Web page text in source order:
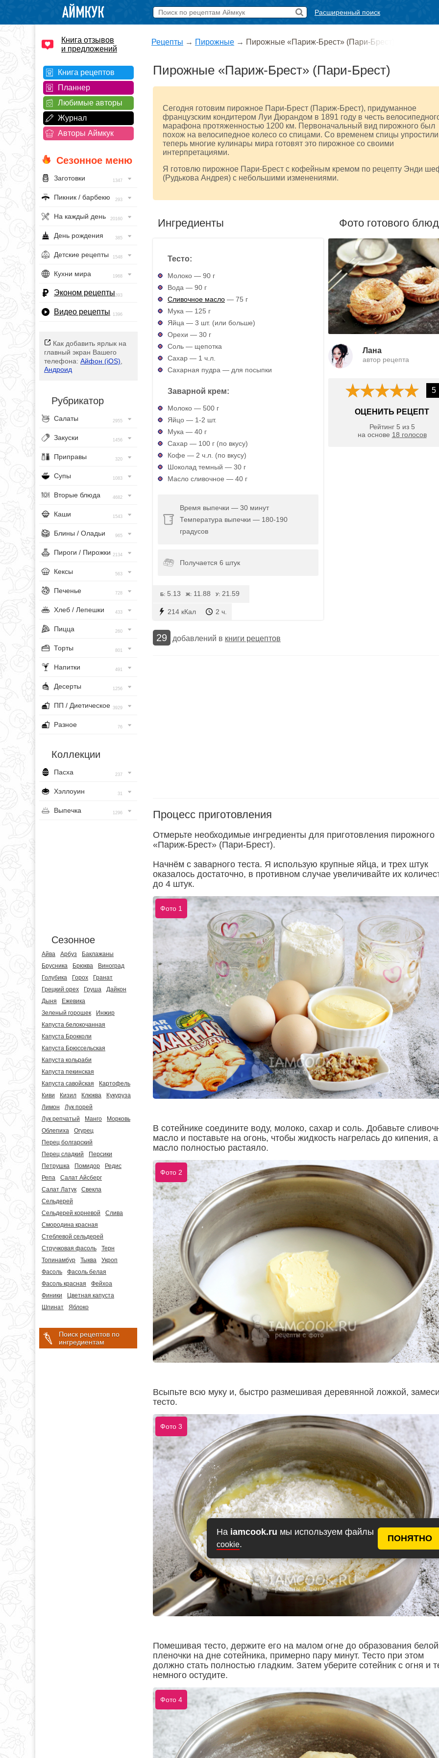
На iamcook.ru мы используем файлы
cookie.
ПОНЯТНО
Расширенный поиск
Книга отзывов
и предложений
Книга рецептов
Планнер
Любимые авторы
Журнал
Авторы Аймкук
Сезонное меню
Заготовки 1347
Пикник / барбекю 293
На каждый день 20160
День рождения 385
Детские рецепты 1548
Кухни мира 1968
Эконом рецепты393
Видео рецепты 1396
Как добавить ярлык на
главный экран Вашего
телефона: Айфон (iOS)
Андроид
Рубрикатор
Салаты 2955
Закуски 1456
Приправы 320
Супы 1083
Вторые блюда 4682
Каши 1543
Блины / Оладьи 965
Пироги / Пирожки 2134
Кексы 563
Печенье 728
Хлеб / Лепешки 433
Пицца 260
Торты 801
Напитки 491
Десерты 1256
ПП / Диетическое 3929
Разное 76
Коллекции
Пасха 237
Хэллоуин 31
Выпечка 1296
Сезонное
Айва Арбуз
Баклажаны
Брусника
Брюква
Виноград
Голубика
Горох
Гранат
Грецкий орех
Груша
Дайкон
Дыня
Ежевика
Зеленый горошек
Инжир
Капуста белокочанная
Капуста Брокколи
Капуста Брюссельская
Капуста кольраби
Капуста пекинская
Капуста савойская
Картофель
Киви
Кизил Клюква
Кукуруза
Лимон
Лук порей
Лук репчатый
Манго
Морковь
Облепиха
Огурец
Перец болгарский
Перец сладкий
Персики
Петрушка
Помидор
Редис
Репа
Салат Айсберг
Салат Латук
Свекла
Сельдерей
Сельдерей корневой
Слива
Смородина красная
Стеблевой сельдерей
Стручковая фасоль
Терн
Топинамбур
Тыква
Укроп
Фасоль
Фасоль белая
Фасоль красная
Фейхоа
Финики
Цветная капуста
Шпинат
Яблоко
Поиск рецептов по
ингредиентам
Рецепты → Пирожные → Пирожные «Париж-Брест» (Пари-Брест)
Пирожные «Париж-Брест» (Пари-Брест)
Сегодня готовим пирожное Пари-Брест (Париж-Брест), придуманное
французским кондитером Луи Дюрандом в 1891 году в честь
марафона протяженностью 1200 км. Первоначальный вид пирожного был
похож на велосипедное колесо со спицами. Со временем спицы
теперь многие кулинары мира готовят это пирожное со своими
интерпретациями.
Я готовлю пирожное Пари-Брест с кофейным кремом по рецепту Энди
(Рудькова Андрея) с небольшими изменениями.
Ингредиенты
Тесто:
Молоко — 90 г
Вода — 90 г
Сливочное масло — 75 г
Мука — 125 г
Яйца — 3 шт. (или больше)
Орехи — 30 г
Соль — щепотка
Сахар — 1 ч.л.
Сахарная пудра — для посыпки
Заварной крем:
Молоко — 500 г
Яйцо — 1-2 шт.
Мука — 40 г
Сахар — 100 г (по вкусу)
Кофе — 2 ч.л. (по вкусу)
Шоколад темный — 30 г
Масло сливочное — 40 г
Время выпечки — 30 минут
Температура выпечки — 180-190
градусов
Получается 6 штук
214 кКал 2 ч.
Б: 5.13 Ж: 11.88 У: 21.59
Фото готового
Лана
автор рецепта
5
ОЦЕНИТЬ РЕЦЕПТ
Рейтинг 5 из 5
на основе 18 голосов
29 добавлений в книги рецептов
Процесс приготовления
Отмерьте необходимые ингредиенты для приготовления пирожного
«Париж-Брест» (Пари-Брест).
Начнём с заварного теста. Я использую крупные яйца, и трех штук
оказалось достаточно, в противном случае увеличивайте их
до 4 штук.
Фото 1
В сотейнике соедините воду, молоко, сахар и соль. Добавьте
масло и поставьте на огонь, чтобы жидкость нагрелась до кипения, а
масло полностью растаяло.
Фото 2
Всыпьте всю муку и, быстро размешивая деревянной ложкой,
тесто.
Фото 3
Помешивая тесто, держите его на малом огне до образования белой
пленочки на дне сотейника, примерно пару минут. Тесто при этом
должно стать полностью гладким. Затем уберите сотейник с огня и
немного остудите.
Фото 4